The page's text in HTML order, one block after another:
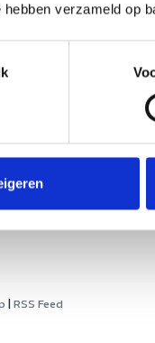
verzameld op
account
bestellingen
verlanglijst
producten
|RSS Feed